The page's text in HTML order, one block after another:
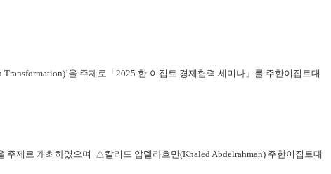
을 주제로「2025 한-이집트 경제협력 세미나」를 주한이집트대
제로 개최하였으며 △칼리드 압델라흐만(Khaled Abdelrahman) 주한이집트대